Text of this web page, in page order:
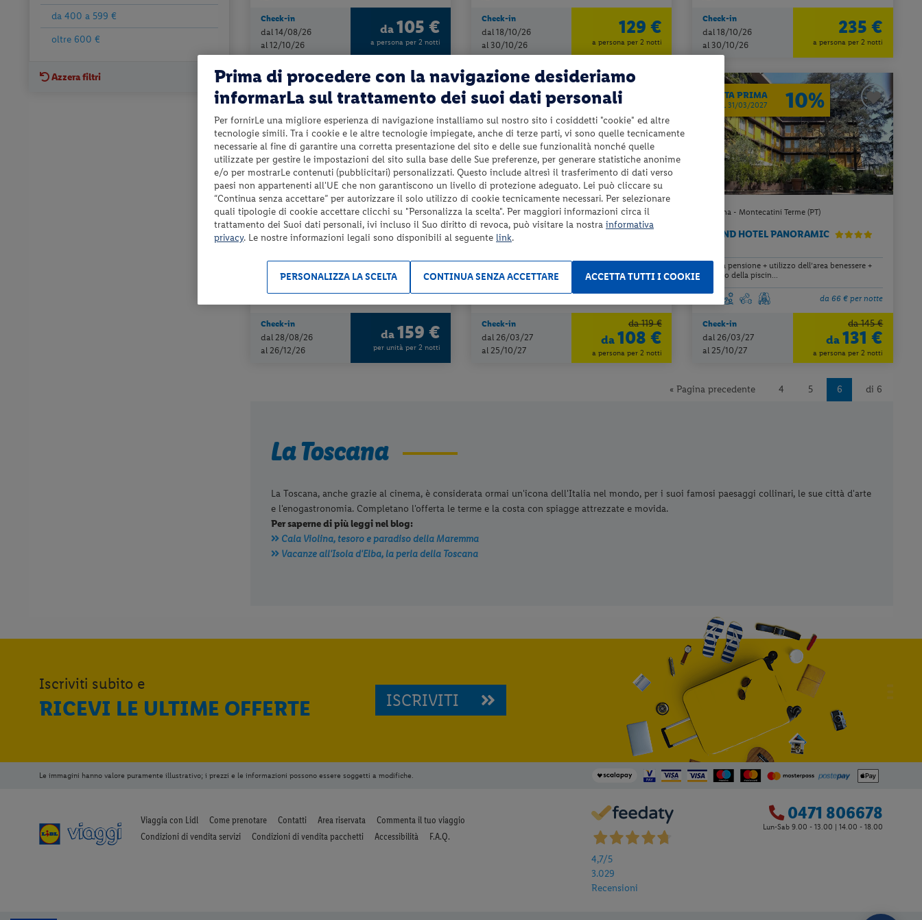
da 400 a 599 €
oltre 600 €
Azzera filtri
Check-in
dal 14/08/26
al 12/10/26
da 105 €
a persona per 2 notti
Check-in
dal 18/10/26
al 30/10/26
129 €
a persona per 2 notti
Check-in
dal 18/10/26
al 30/10/26
235 €
a persona per 2 notti
Toscana - Firenze (FI)
APPARTAMENTI POPARTMENT
Check-in
dal 28/08/26
al 26/12/26
da 159 €
per unità per 2 notti
PRENOTA PRIMA
ENTRO IL 31/03/2027 10%
Toscana - Montecatini Terme (PT)
GRAND HOTEL PANORAMIC
benessere + utilizzo d...
Check-in
dal 26/03/27
al 25/10/27
da 119 €
da 108 €
a persona per 2 notti
PRENOTA PRIMA
ENTRO IL 31/03/2027 10%
Toscana - Montecatini Terme (PT)
GRAND HOTEL PANORAMIC
mezza pensione + utilizzo dell’area benessere +
utilizzo della piscin...
da 66 € per notte
Check-in
dal 26/03/27
al 25/10/27
da 145 €
da 131 €
a persona per 2 notti
« Pagina precedente 4 5 6 di 6
La Toscana
La Toscana, anche grazie al cinema, è considerata ormai un'icona dell'Italia nel mondo, per i suoi famosi paesaggi collinari, le sue città d'arte
e l'enogastronomia. Completano l'offerta le terme e la costa con spiagge attrezzate e movida.
Per saperne di più leggi nel blog:
Cala Violina, tesoro e paradiso della Maremma
Vacanze all'Isola d'Elba, la perla della Toscana
Iscriviti subito e
RICEVI LE ULTIME OFFERTE ISCRIVITI
Le immagini hanno valore puramente illustrativo; i prezzi e le informazioni possono essere soggetti a modifiche.
Viaggia con Lidl Come prenotare Contatti Area riservata
Commenta il tuo viaggio
Condizioni di vendita servizi
Condizioni di vendita pacchetti Accessibilità F.A.Q.
4,7/5
3.029
Recensioni
0471 806678
Lun-Sab 9.00 - 13.00 | 14.00 - 18.00
Prima di procedere con la navigazione desideriamo
informarLa sul trattamento dei suoi dati personali
Per fornirLe una migliore esperienza di navigazione installiamo sul nostro sito i cosiddetti "cookie" ed altre
tecnologie simili. Tra i cookie e le altre tecnologie impiegate, anche di terze parti, vi sono quelle tecnicamente
necessarie al fine di garantire una corretta presentazione del sito e delle sue funzionalità nonché quelle
utilizzate per gestire le impostazioni del sito sulla base delle Sue preferenze, per generare statistiche anonime
e/o per mostrarLe contenuti (pubblicitari) personalizzati. Questo include altresì il trasferimento di dati verso
paesi non appartenenti all'UE che non garantiscono un livello di protezione adeguato. Lei può cliccare su
“Continua senza accettare” per autorizzare il solo utilizzo di cookie tecnicamente necessari. Per selezionare
quali tipologie di cookie accettare clicchi su "Personalizza la scelta". Per maggiori informazioni circa il
trattamento dei Suoi dati personali, ivi incluso il Suo diritto di revoca, può visitare la nostra informativa
privacy. Le nostre informazioni legali sono disponibili al seguente link.
ACCETTA TUTTI I COOKIE
CONTINUA SENZA ACCETTARE
PERSONALIZZA LA SCELTA